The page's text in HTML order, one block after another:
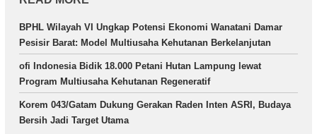
BPHL Wilayah VI Ungkap Potensi Ekonomi Wanatani Damar
Pesisir Barat: Model Multiusaha Kehutanan Berkelanjutan
ofi Indonesia Bidik 18.000 Petani Hutan Lampung lewat
Program Multiusaha Kehutanan Regeneratif
Korem 043/Gatam Dukung Gerakan Raden Inten ASRI, Budaya
Bersih Jadi Target Utama